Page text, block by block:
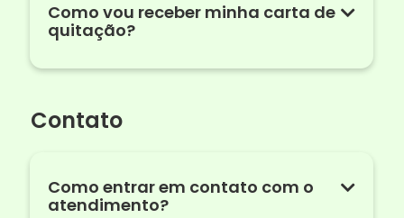
Como vou receber minha carta de
quitação?
Contato
Como entrar em contato com o
atendimento?